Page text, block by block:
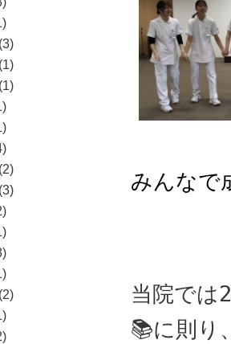
みんなで
当院では
📚に則り
(3)
(1)
(1)
(2)
(3)
(2)